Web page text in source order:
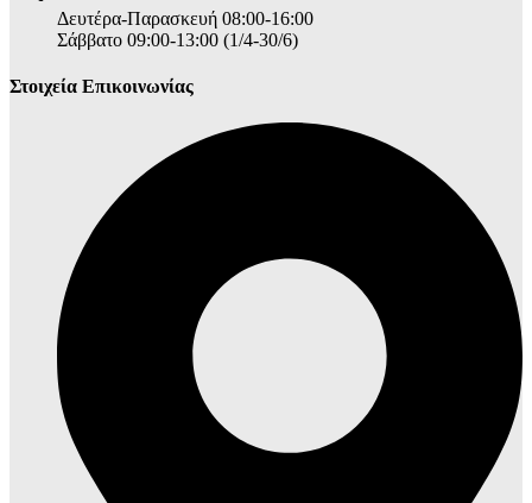
Δευτέρα-Παρασκευή 08:00-16:00
Σάββατο 09:00-13:00 (1/4-30/6)
Στοιχεία Επικοινωνίας